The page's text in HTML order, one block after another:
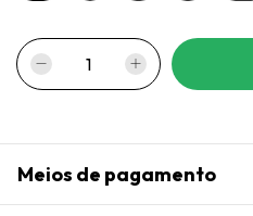
Meios de pagamento